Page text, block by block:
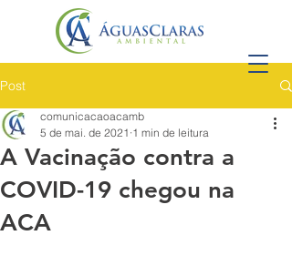
Post
A Vacinação contra a
COVID-19 chegou na
ACA
comunicacaoacamb
5 de mai. de 2021 1 min de leitura